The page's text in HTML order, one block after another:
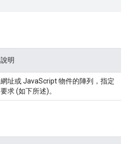
說明
網址或 JavaScript 物件的陣列，指定
要求 (如下所述)。